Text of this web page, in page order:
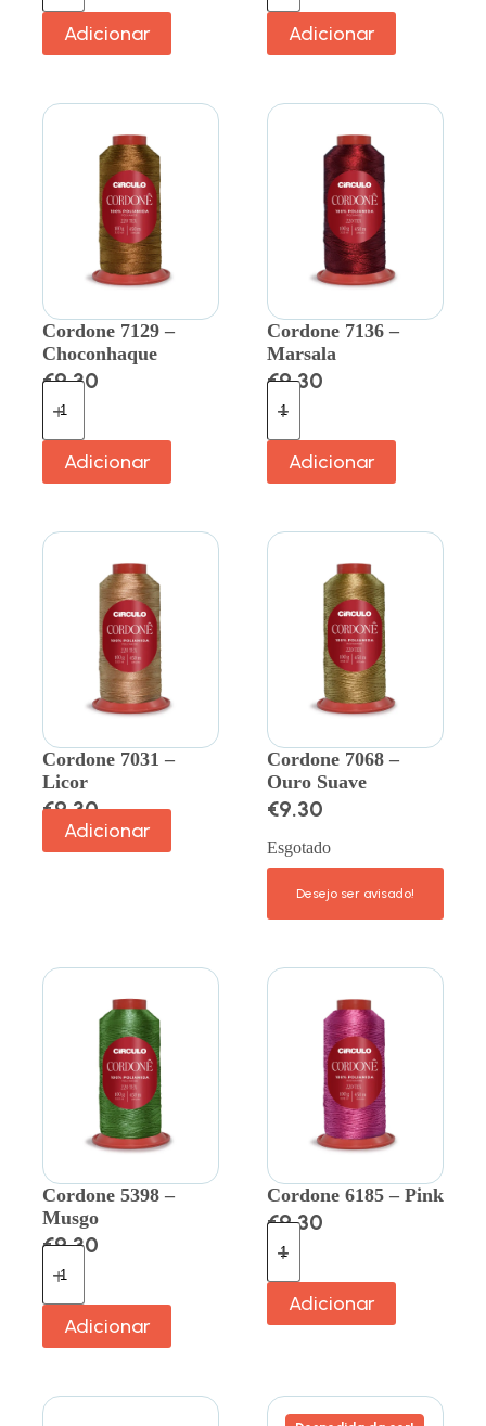
Adicionar Adicionar
Cordone 7129 –
Choconhaque
€9.30
Adicionar
Cordone 7136 –
Marsala
€9.30
Adicionar
Cordone 7031 –
Licor
€9.30
Adicionar
Cordone 7068 –
Ouro Suave
€9.30
Esgotado
Cordone 5398 –
Musgo
€9.30
Adicionar
Cordone 6185 – Pink
€9.30
Adicionar